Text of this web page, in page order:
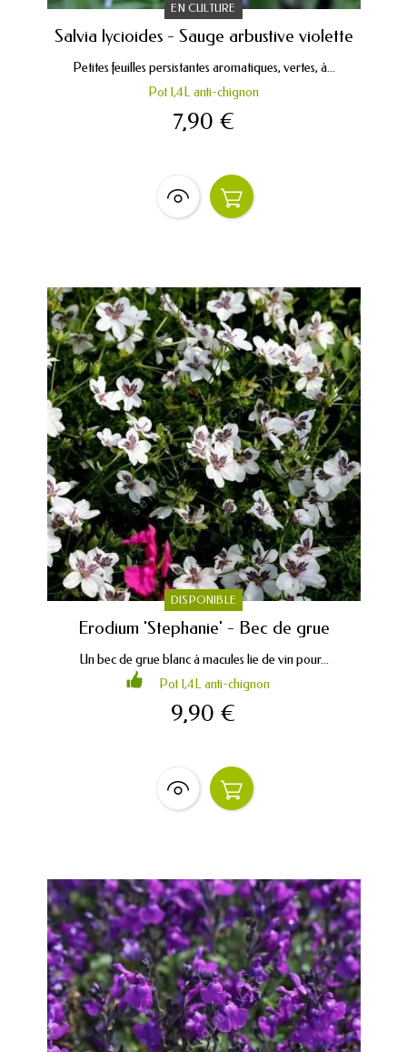
EN CULTURE
Salvia lycioides - Sauge arbustive violette
Petites feuilles persistantes aromatiques, vertes, à...
Pot 1,4L anti-chignon
7,90 €
DISPONIBLE
Erodium 'Stephanie' - Bec de grue
Un bec de grue blanc à macules lie de vin pour...
Pot 1,4L anti-chignon
9,90 €